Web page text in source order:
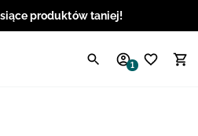
produktów taniej!
1